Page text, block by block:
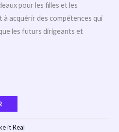
pour les filles et les
à acquérir des compétences qui
les futurs dirigeants et
it Real